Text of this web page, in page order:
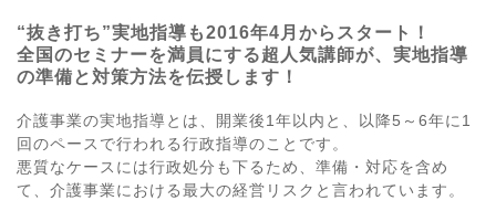
“抜き打ち”実地指導も2016年4月からスタート！
全国のセミナーを満員にする超人気講師が、実地指導
の準備と対策方法を伝授します！
介護事業の実地指導とは、開業後1年以内と、以降5～6年に1
回のペースで行われる行政指導のことです。
悪質なケースには行政処分も下るため、準備・対応を含め
て、介護事業における最大の経営リスクと言われています。